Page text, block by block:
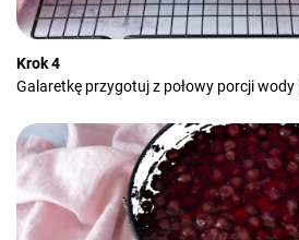
Krok 4
Galaretkę przygotuj z połowy porcji